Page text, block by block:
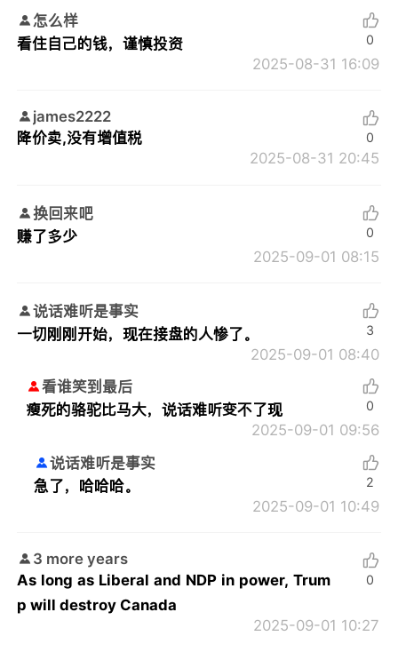
怎么样
看住自己的钱，谨慎投资
2025-08-31 16:09
0
james2222
降价卖,没有增值税
2025-08-31 20:45
0
换回来吧
赚了多少
2025-09-01 08:15
0
说话难听是事实
一切刚刚开始，现在接盘的人惨了。
2025-09-01 08:40
3
看谁笑到最后
瘦死的骆驼比马大，说话难听变不了现
2025-09-01 09:56
0
说话难听是事实
急了，哈哈哈。
2025-09-01 10:49
2
3 more years
As long as Liberal and NDP in power, Trum
p will destroy Canada
2025-09-01 10:27
0